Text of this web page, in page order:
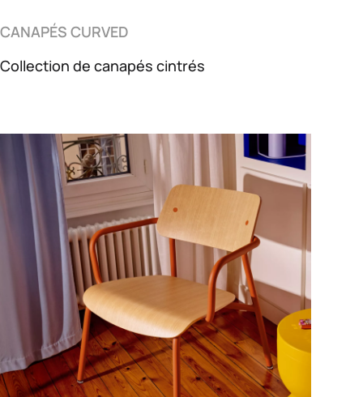
CANAPÉS CURVED
Collection de canapés cintrés